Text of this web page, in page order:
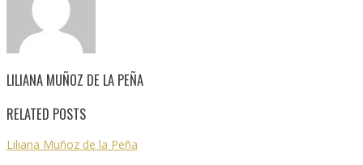
LILIANA MUÑOZ DE LA PEÑA
RELATED POSTS
Liliana Muñoz de la Peña